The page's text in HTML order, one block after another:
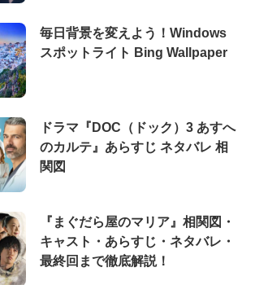
毎日背景を変えよう！Windows
スポットライト Bing Wallpaper
ドラマ『DOC（ドック）3 あすへ
のカルテ』あらすじ ネタバレ 相
関図
『まぐだら屋のマリア』相関図・
キャスト・あらすじ・ネタバレ・
最終回まで徹底解説！